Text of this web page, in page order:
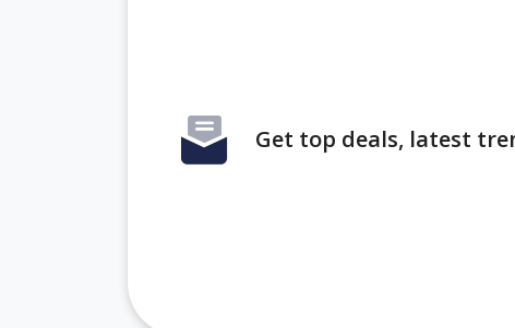
Get top deals, latest